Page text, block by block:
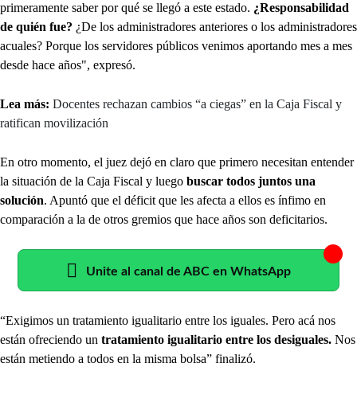
primeramente saber por qué se llegó a este estado. ¿Responsabilidad
de quién fue? ¿De los administradores anteriores o los administradores
acuales? Porque los servidores públicos venimos aportando mes a mes
desde hace años", expresó.
Lea más: Docentes rechazan cambios “a ciegas” en la Caja Fiscal y
ratifican movilización
En otro momento, el juez dejó en claro que primero necesitan entender
la situación de la Caja Fiscal y luego buscar todos juntos una
solución. Apuntó que el déficit que les afecta a ellos es ínfimo en
comparación a la de otros gremios que hace años son deficitarios.
Unite al canal de ABC en WhatsApp
“Exigimos un tratamiento igualitario entre los iguales. Pero acá nos
están ofreciendo un tratamiento igualitario entre los desiguales. Nos
están metiendo a todos en la misma bolsa” finalizó.